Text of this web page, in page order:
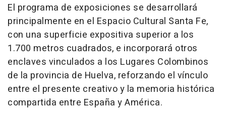
El programa de exposiciones se desarrollará
principalmente en el Espacio Cultural Santa Fe,
con una superficie expositiva superior a los
1.700 metros cuadrados, e incorporará otros
enclaves vinculados a los Lugares Colombinos
de la provincia de Huelva, reforzando el vínculo
entre el presente creativo y la memoria histórica
compartida entre España y América.